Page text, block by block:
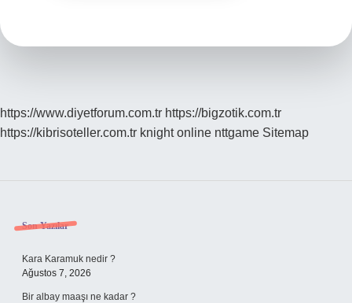
https://www.diyetforum.com.tr https://bigzotik.com.tr
https://kibrisoteller.com.tr knight online nttgame Sitemap
Sidebar
Son Yazılar
Kara Karamuk nedir ?
Ağustos 7, 2026
Bir albay maaşı ne kadar ?